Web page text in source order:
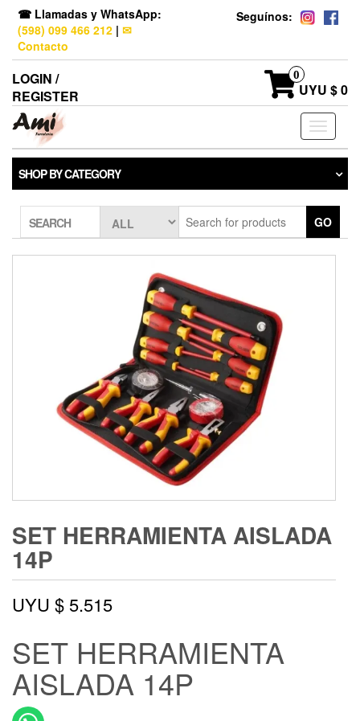
☎ Llamadas y WhatsApp:
(598) 099 466 212 | ✉
Contacto
Seguínos:
LOGIN /
REGISTER
0
UYU $ 0
Toggle
SHOP BY CATEGORY
SEARCH GO
SET HERRAMIENTA AISLADA
14P
UYU $ 5.515
SET HERRAMIENTA
AISLADA 14P